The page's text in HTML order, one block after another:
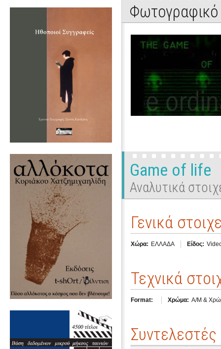
Φωτογραφικό
Game of life
Αναλυτικά
Γενικά
Χώρα: ΕΛΛΑΔΑ Είδος:
Τεχνικά
Format: Χρώμα: Α/Μ &
Συντελεστές